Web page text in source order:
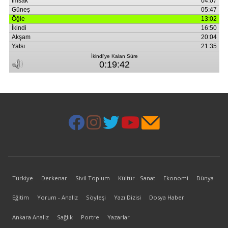
Türkiye Derkenar Sivil Toplum Kültür - Sanat Ekonomi Dünya
Eğitim Yorum - Analiz Söyleşi Yazı Dizisi Dosya Haber
Ankara Analiz Sağlık Portre Yazarlar